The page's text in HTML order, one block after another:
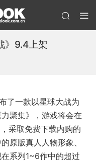
》9.4上架
了一款以星球大战为
聚集》，游戏将会在
采取免费下载内购的
原版真人人物形象、
系列1~6作中的超过